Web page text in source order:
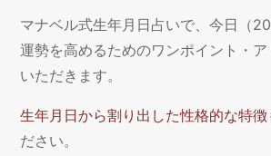
マナベル式生年月日占いで、今日（
運勢を高めるためのワンポイント・
いただきます。
生年月日から割り出した性格的な特徴
ださい。